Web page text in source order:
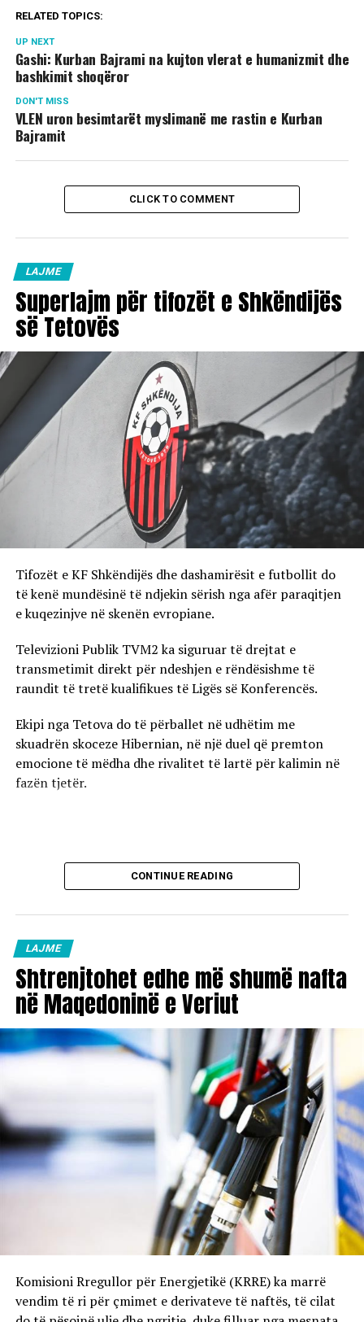
RELATED TOPICS:
UP NEXT
Gashi: Kurban Bajrami na kujton vlerat e humanizmit dhe
bashkimit shoqëror
DON'T MISS
VLEN uron besimtarët myslimanë me rastin e Kurban
Bajramit
CLICK TO COMMENT
LAJME
Superlajm për tifozët e Shkëndijës
së Tetovës
Tifozët e KF Shkëndijës dhe dashamirësit e futbollit do
të kenë mundësinë të ndjekin sërish nga afër paraqitjen
e kuqezinjve në skenën evropiane.
Televizioni Publik TVM2 ka siguruar të drejtat e
transmetimit direkt për ndeshjen e rëndësishme të
raundit të tretë kualifikues të Ligës së Konferencës.
Ekipi nga Tetova do të përballet në udhëtim me
skuadrën skoceze Hibernian, në një duel që premton
emocione të mëdha dhe rivalitet të lartë për kalimin në
fazën tjetër.
CONTINUE READING
LAJME
Shtrenjtohet edhe më shumë nafta
në Maqedoninë e Veriut
Komisioni Rregullor për Energjetikë (KRRE) ka marrë
vendim të ri për çmimet e derivateve të naftës, të cilat